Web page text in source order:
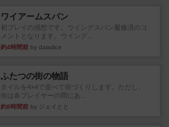
ワイアームスパン
初プレイの感想です。ウイングスパン履修済のコ
メントとなります。ウイング...
約4時間前 by daisdice
ふたつの街の物語
タイルを4×4で並べて街づくりします。ただし、
街は各プレイヤーの間にあ...
約8時間前 by ジェイとと